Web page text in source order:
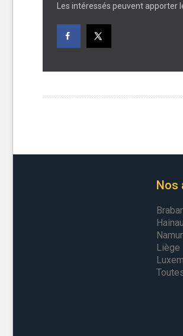
Les intéressés peuvent apporter
Nos
Namur
Liège